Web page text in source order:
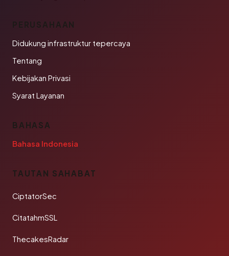
PERUSAHAAN
Didukung infrastruktur tepercaya
Tentang
Kebijakan Privasi
Syarat Layanan
BAHASA
Bahasa Indonesia
TAUTAN SAHABAT
CiptatorSec
CitatahmSSL
ThecakesRadar